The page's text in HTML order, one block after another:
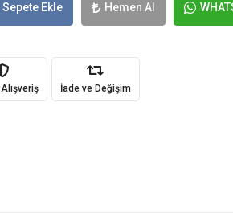
Sepete Ekle Hemen Al
İade ve Değişim